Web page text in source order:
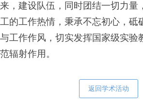
来，建设队伍，同时团结一切力量
工的工作热情，秉承不忘初心，砥
与工作作风，切实发挥国家级实验
范辐射作用。
返回学术活动